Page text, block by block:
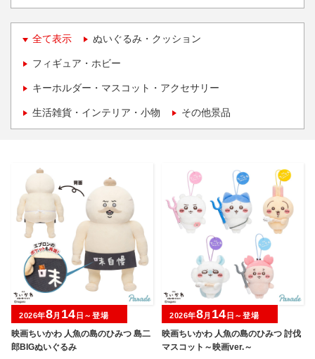
全て表示 ぬいぐるみ・クッション
フィギュア・ホビー
キーホルダー・マスコット・アクセサリー
生活雑貨・インテリア・小物 その他景品
映画ちいかわ 人魚の島のひみつ 島二
郎BIGぬいぐるみ
2026年8月 14 日～登場
映画ちいかわ 人魚の島のひみつ 討伐
マスコット～映画ver.～
2026年8月 14 日～登場